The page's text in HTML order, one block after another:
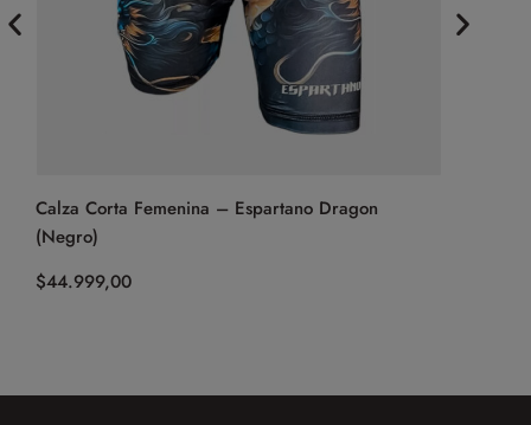
Calza Corta Femenina – Espartano Dragon
(Negro)
$44.999,00